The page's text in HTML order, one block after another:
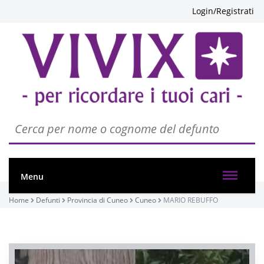
Login/Registrati
Menu
Home Defunti Provincia di Cuneo Cuneo MARIO REBUFFO